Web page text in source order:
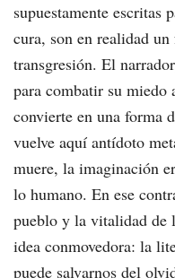
supuestamente escritas
cura, son en realidad
transgresión. El
para combatir su miedo
convierte en una forma
vuelve aquí antídoto
muere, la imaginación
lo humano. En ese
pueblo y la vitalidad de
idea conmovedora: la
puede salvarnos del